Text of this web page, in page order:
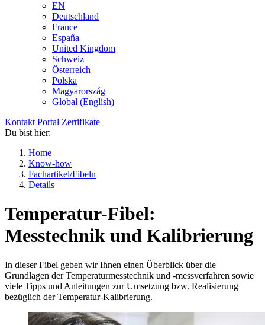
EN
Deutschland
France
España
United Kingdom
Schweiz
Österreich
Polska
Magyarország
Global (English)
Kontakt Portal Zertifikate
Du bist hier:
Home
Know-how
Fachartikel/Fibeln
Details
Temperatur-Fibel:
Messtechnik und Kalibrierung
In dieser Fibel geben wir Ihnen einen Überblick über die
Grundlagen der Temperaturmesstechnik und -messverfahren sowie
viele Tipps und Anleitungen zur Umsetzung bzw. Realisierung
bezüglich der Temperatur-Kalibrierung.